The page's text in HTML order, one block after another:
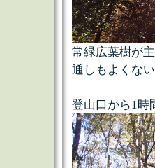
常緑広葉樹が
通しもよくない
登山口から1時